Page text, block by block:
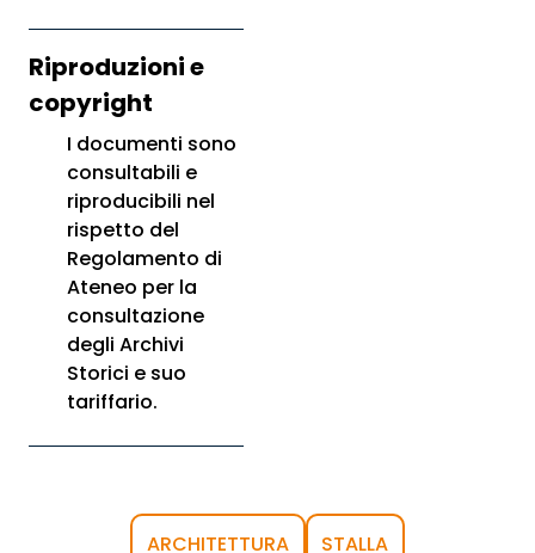
Riproduzioni e
copyright
I documenti sono
consultabili e
riproducibili nel
rispetto del
Regolamento di
Ateneo per la
consultazione
degli Archivi
Storici e suo
tariffario.
ARCHITETTURA STALLA